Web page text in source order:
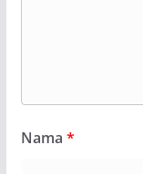
Nama *